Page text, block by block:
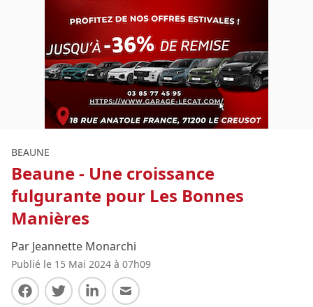
BEAUNE
Beaune - Une croissance
fulgurante pour Les Bonnes
Manières
Par Jeannette Monarchi
Publié le 15 Mai 2024 à 07h09
Partager sur Facebook
Partager sur Twitter
Partager sur LinkedIn
Partager par E-mail